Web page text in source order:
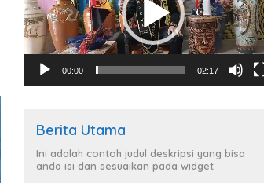
00:00 02:17
Berita Utama
Ini adalah contoh judul deskripsi yang bisa
anda isi dan sesuaikan pada widget